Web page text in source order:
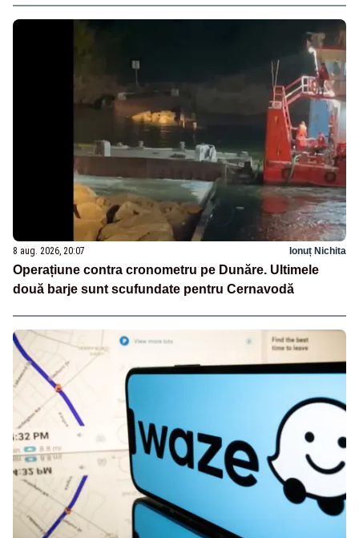
8 aug. 2026, 20:07 Ionuț Nichita
Operațiune contra cronometru pe Dunăre. Ultimele
două barje sunt scufundate pentru Cernavodă